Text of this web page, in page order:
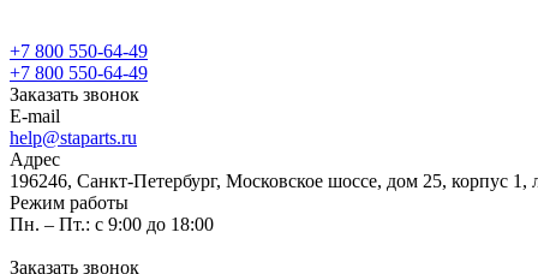
+7 800 550-64-49
+7 800 550-64-49
Заказать звонок
E-mail
help@staparts.ru
Адрес
196246, Санкт-Петербург, Московское шоссе, дом 25, корпус 1,
Режим работы
Пн. – Пт.: с 9:00 до 18:00
Заказать звонок